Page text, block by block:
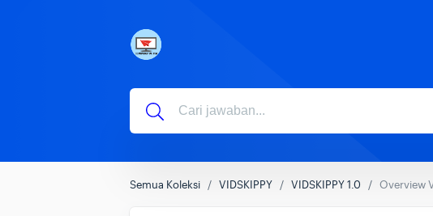
Semua Koleksi VIDSKIPPY VIDSKIPPY 1.0 Overview